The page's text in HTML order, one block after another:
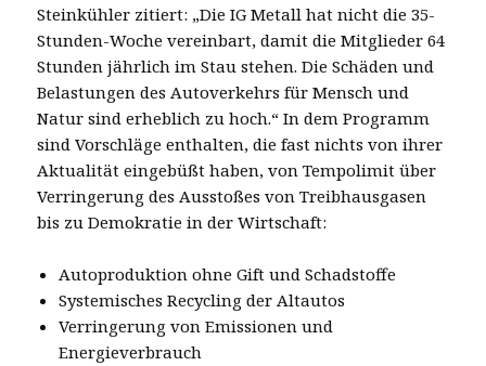
Steinkühler zitiert: „Die IG Metall hat nicht die 35-
Stunden-Woche vereinbart, damit die Mitglieder 64
Stunden jährlich im Stau stehen. Die Schäden und
Belastungen des Autoverkehrs für Mensch und
Natur sind erheblich zu hoch.“ In dem Programm
sind Vorschläge enthalten, die fast nichts von ihrer
Aktualität eingebüßt haben, von Tempolimit über
Verringerung des Ausstoßes von Treibhausgasen
bis zu Demokratie in der Wirtschaft:
Autoproduktion ohne Gift und Schadstoffe
Systemisches Recycling der Altautos
Verringerung von Emissionen und
Energieverbrauch